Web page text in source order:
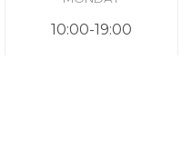
10:00-19:00